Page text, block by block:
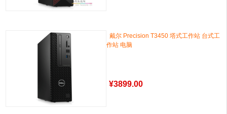
戴尔 Precision T3450 塔式工作站 台式工
作站 电脑
¥3899.00